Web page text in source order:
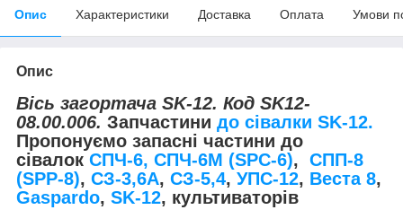
Опис Характеристики Доставка Оплата Умови
Опис
Вісь загортача SK-12. Код SK12-
08.00.006. Запчастини до сівалки SK-12.
Пропонуємо запасні частини до
сівалок СПЧ-6, СПЧ-6М (SPС-6), СПП-8
(SPP-8), СЗ-3,6А, СЗ-5,4, УПС-12, Веста 8,
Gaspardo, SK-12, культиваторів